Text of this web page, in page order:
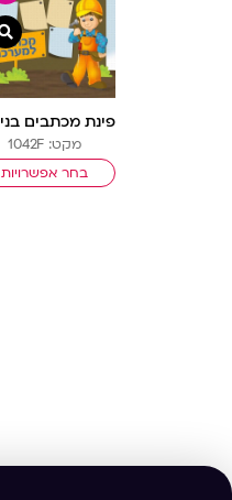
מקט: 1042F
בחר אפשרויות